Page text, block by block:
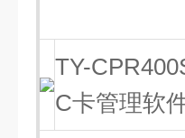
TY-
C卡管理软件